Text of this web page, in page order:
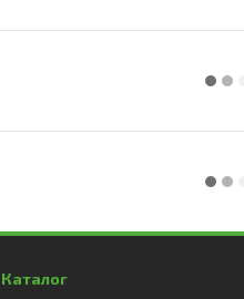
Каталог